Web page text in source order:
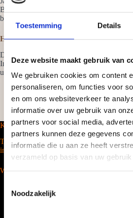
Toestemming Details
Deze website maakt gebruik van
We gebruiken cookies om content
personaliseren, om functies voor
en om ons websiteverkeer te
informatie over uw gebruik van
partners voor social media,
partners kunnen deze gegevens
informatie die u aan ze heeft
verzameld op basis van uw
Noodzakelijk
Bij buitenlocaties wordt gekeken naar
beschutting om kwaliteit en veiligheid te
Hoe worden wachtrijen tijdens
Door vooraf de bezoekersstroom en
Indien nodig wordt de inzet aangepast met
uitgiftepunten of een compact koffiemenu.
Koffiebarhuren
Tel. 088-2035100
info@barcompany.nl
Wij werken landelijk